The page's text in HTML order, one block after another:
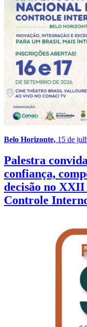
Belo Horizonte, 15 de
Palestra
confiança,
decisão no
Controle